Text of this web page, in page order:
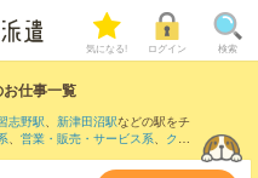
気になる! ログイン 検索
お仕事一覧
志野駅、 新津田沼駅などの駅をチ
、 営業・販売・サービス系、 クリ